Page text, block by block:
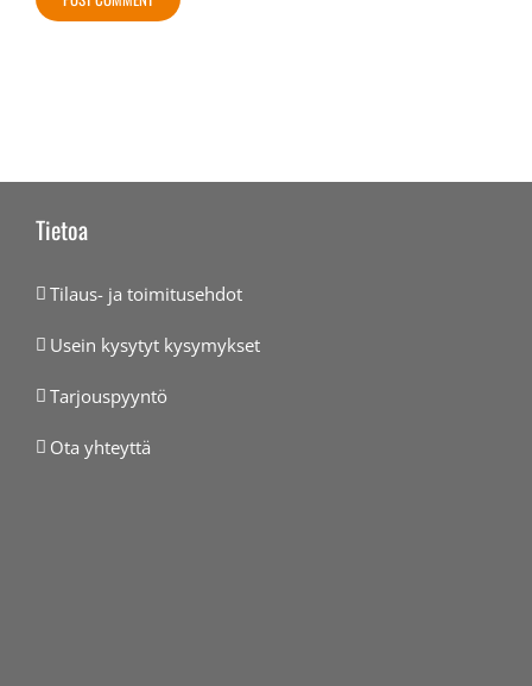
Tietoa
Tilaus- ja toimitusehdot
Usein kysytyt kysymykset
Tarjouspyyntö
Ota yhteyttä